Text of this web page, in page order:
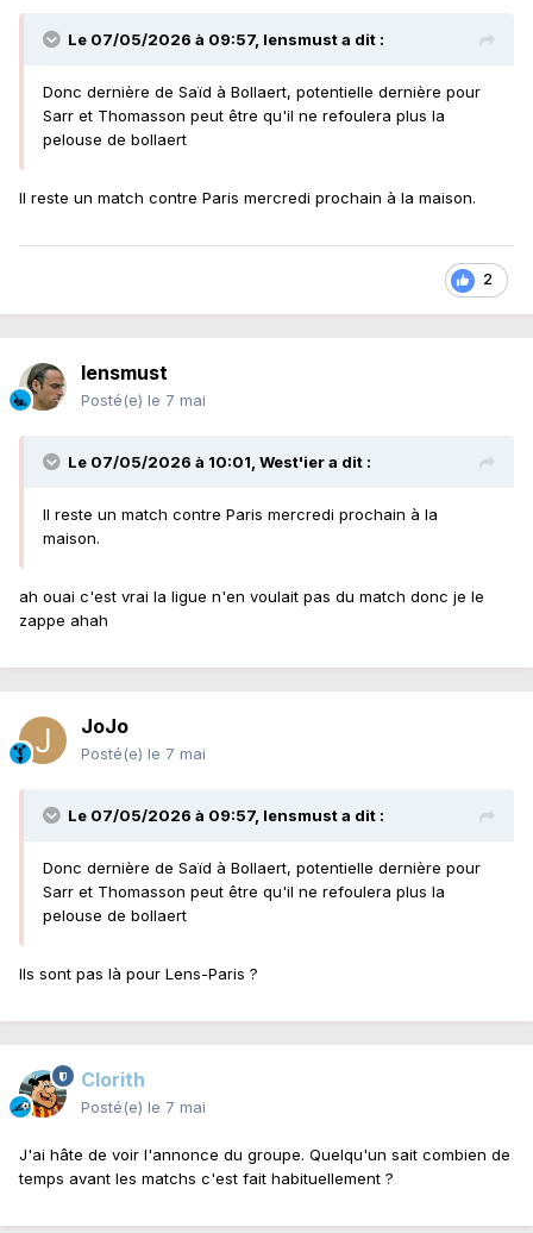
Le 07/05/2026 à 09:57, lensmusta dit :
Donc dernière de Saïd à Bollaert, potentielle dernière pour
Sarr et Thomasson peut être qu'il ne refoulera plus la
pelouse de bollaert
Il reste un match contre Paris mercredi prochain à la maison.
2
lensmust
Posté(e) le 7 mai
Le 07/05/2026 à 10:01, West'iera dit :
Il reste un match contre Paris mercredi prochain à la
maison.
ah ouai c'est vrai la ligue n'en voulait pas du match donc je le
zappe ahah
JoJo
Posté(e) le 7 mai
Le 07/05/2026 à 09:57, lensmusta dit :
Donc dernière de Saïd à Bollaert, potentielle dernière pour
Sarr et Thomasson peut être qu'il ne refoulera plus la
pelouse de bollaert
Ils sont pas là pour Lens-Paris ?
Clorith
Posté(e) le 7 mai
J'ai hâte de voir l'annonce du groupe. Quelqu'un sait combien de
temps avant les matchs c'est fait habituellement ?